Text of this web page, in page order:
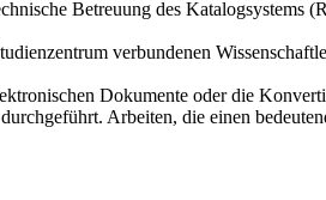
Betreuung des Katalogsystems
verbundenen
Dokumente oder die
Arbeiten, die einen